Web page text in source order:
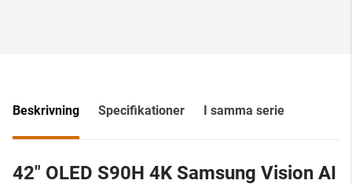
Beskrivning Specifikationer I samma serie
42" OLED S90H 4K Samsung Vision AI